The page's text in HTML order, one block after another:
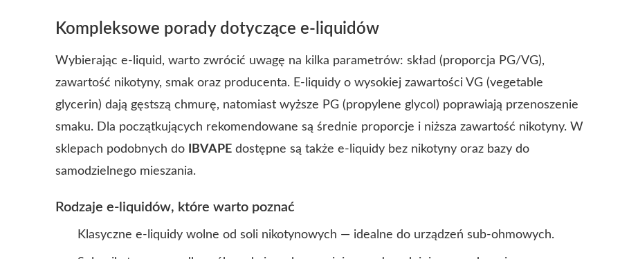
Kompleksowe porady dotyczące e-liquidów
Wybierając e-liquid, warto zwrócić uwagę na kilka parametrów: skład (proporcja PG/VG),
zawartość nikotyny, smak oraz producenta. E-liquidy o wysokiej zawartości VG (vegetable
glycerin) dają gęstszą chmurę, natomiast wyższe PG (propylene glycol) poprawiają przenoszenie
smaku. Dla początkujących rekomendowane są średnie proporcje i niższa zawartość nikotyny. W
sklepach podobnych do
IBVAPE dostępne są także e-liquidy bez nikotyny oraz bazy do
samodzielnego mieszania.
Rodzaje e-liquidów, które warto poznać
Klasyczne e-liquidy wolne od soli nikotynowych — idealne do urządzeń sub-ohmowych.